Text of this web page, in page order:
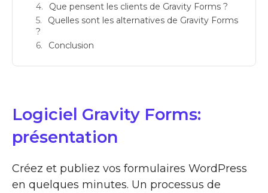
Que pensent les clients de Gravity Forms ?
Quelles sont les alternatives de Gravity Forms
?
Conclusion
Logiciel Gravity Forms:
présentation
Créez et publiez vos formulaires WordPress
en quelques minutes. Un processus de